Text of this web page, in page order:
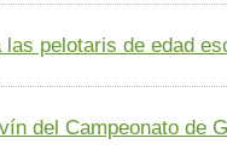
pelotaris de edad
del Campeonato de